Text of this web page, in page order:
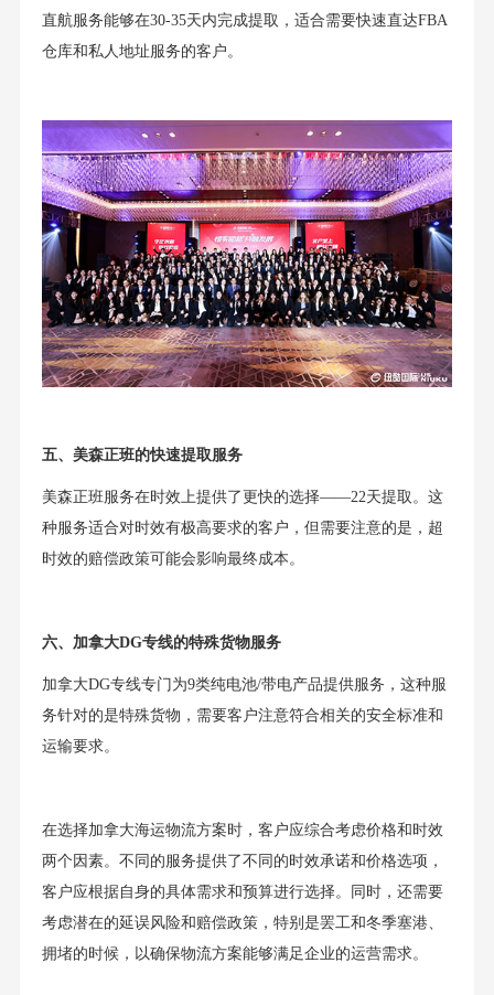
直航服务能够在30-35天内完成提取，适合需要快速直达FBA
仓库和私人地址服务的客户。
五、美森正班的快速提取服务
美森正班服务在时效上提供了更快的选择——22天提取。这
种服务适合对时效有极高要求的客户，但需要注意的是，超
时效的赔偿政策可能会影响最终成本。
六、加拿大DG专线的特殊货物服务
加拿大DG专线专门为9类纯电池/带电产品提供服务，这种服
务针对的是特殊货物，需要客户注意符合相关的安全标准和
运输要求。
在选择加拿大海运物流方案时，客户应综合考虑价格和时效
两个因素。不同的服务提供了不同的时效承诺和价格选项，
客户应根据自身的具体需求和预算进行选择。同时，还需要
考虑潜在的延误风险和赔偿政策，特别是罢工和冬季塞港、
拥堵的时候，以确保物流方案能够满足企业的运营需求。